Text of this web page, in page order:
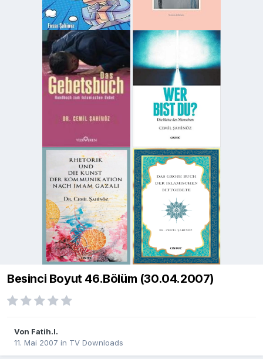
Besinci Boyut 46.Bölüm (30.04.2007)
Von Fatih.I.
11. Mai 2007 in TV Downloads